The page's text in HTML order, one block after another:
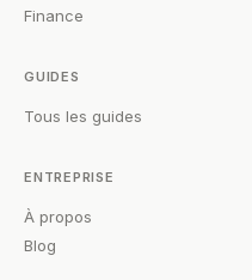
Finance
GUIDES
Tous les guides
ENTREPRISE
À propos
Blog